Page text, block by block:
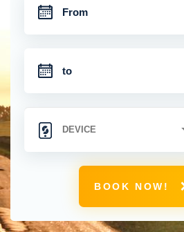
BOOK NOW!